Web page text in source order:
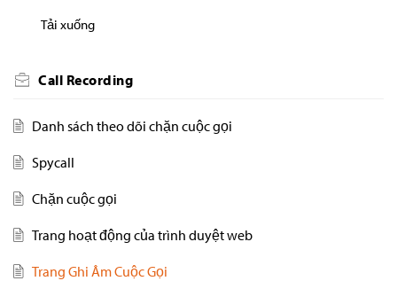
Tải xuống
Call Recording
Danh sách theo dõi chặn cuộc gọi
Spycall
Chặn cuộc gọi
Trang hoạt động của trình duyệt web
Trang Ghi Âm Cuộc Gọi